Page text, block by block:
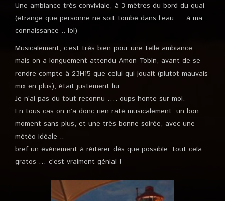
Une ambiance très conviviale, à 3 mètres du bord du quai
(étrange que personne ne soit tombé dans l’eau … à ma
connaissance .. lol)
Musicalement, c’est très bien pour une telle ambiance …
mais on a longuement attendu Amon Tobin, avant de se
rendre compte à 23H15 que celui qui jouait (plutot mauvais
mix en plus), était justement lui …
Je n’ai pas du tout reconnu …. oups honte sur moi.
En tous cas on n’a donc rien raté musicalement, un bon
moment sans plus, et une très bonne soirée, avec une
météo idéale ..
bref un événement à réitérer dès que possible, tout cela
gratos … c’est vraiment génial !